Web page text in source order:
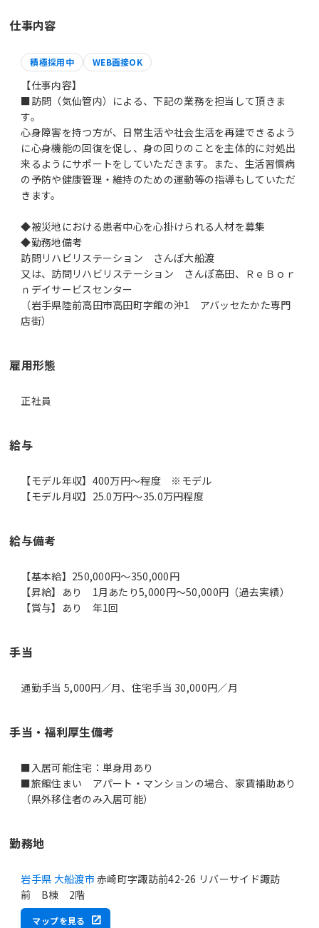
仕事内容
積極採用中 WEB面接OK
【仕事内容】
■訪問（気仙管内）による、下記の業務を担当して頂きま
す。
心身障害を持つ方が、日常生活や社会生活を再建できるよう
に心身機能の回復を促し、身の回りのことを主体的に対処出
来るようにサポートをしていただきます。また、生活習慣病
の予防や健康管理・維持のための運動等の指導もしていただ
きます。
◆被災地における患者中心を心掛けられる人材を募集
◆勤務地備考
訪問リハビリステーション さんぽ大船渡
又は、訪問リハビリステーション さんぽ高田、ＲｅＢｏｒ
ｎデイサービスセンター
（岩手県陸前高田市高田町字館の沖1 アバッセたかた専門
店街）
雇用形態
正社員
給与
【モデル年収】400万円〜程度 ※モデル
【モデル月収】25.0万円〜35.0万円程度
給与備考
【基本給】250,000円～350,000円
【昇給】あり 1月あたり5,000円～50,000円（過去実績）
【賞与】あり 年1回
手当
通勤手当 5,000円／月、住宅手当 30,000円／月
手当・福利厚生備考
■入居可能住宅：単身用あり
■旅館住まい アパート・マンションの場合、家賃補助あり
（県外移住者のみ入居可能）
勤務地
岩手県 大船渡市 赤崎町字諏訪前42-26 リバーサイド諏訪
前 B棟 2階
マップを見る